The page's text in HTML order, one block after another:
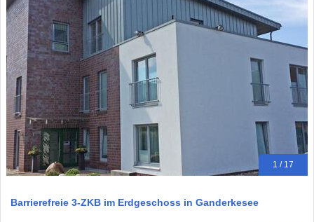
1 / 17
Barrierefreie 3-ZKB im Erdgeschoss in Ganderkesee